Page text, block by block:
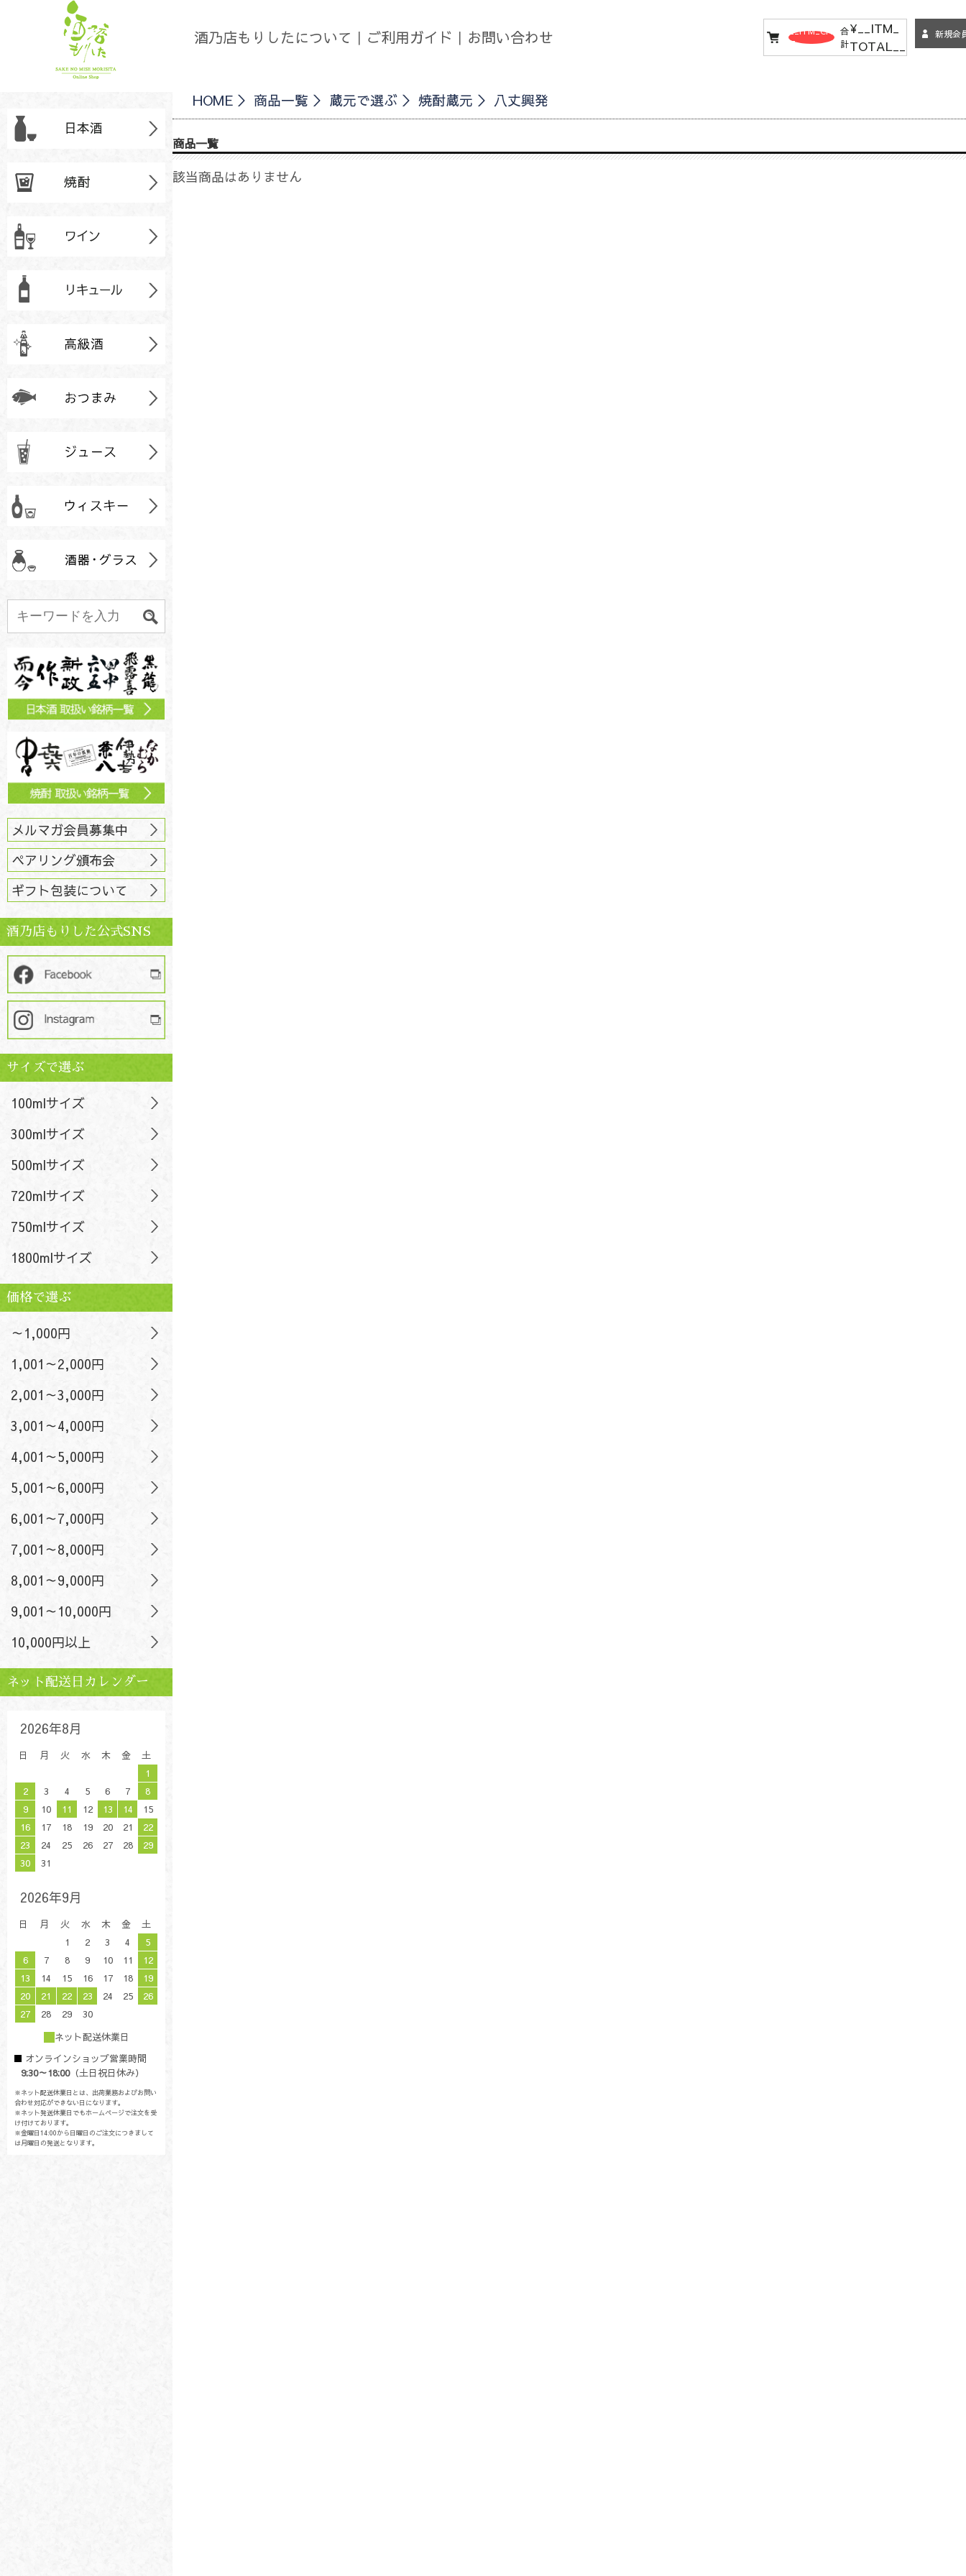
酒乃店もりしたについて ｜ ご利用ガイド ｜ お問い合わせ
__ITM_CN
T__
合
計
¥__ITM_
TOTAL__
新規会
HOME 商品一覧 蔵元で選ぶ 焼酎蔵元 八丈興発
商品一覧
該当商品はありません
メルマガ会員募集中
ペアリング頒布会
ギフト包装について
酒乃店もりした公式SNS
サイズで選ぶ
100mlサイズ
300mlサイズ
500mlサイズ
720mlサイズ
750mlサイズ
1800mlサイズ
価格で選ぶ
～1,000円
1,001～2,000円
2,001～3,000円
3,001～4,000円
4,001～5,000円
5,001～6,000円
6,001～7,000円
7,001～8,000円
8,001～9,000円
9,001～10,000円
10,000円以上
ネット配送日カレンダー
2026年8月
日 月 火 水 木 金
土
1
2
3 4 5 6 7
8
9
10 11 12 13 14
15
16
17 18 19 20 21
22
23
24 25 26 27 28
29
30
31
2026年9月
日 月 火 水 木 金
土
1
2 3 4
5
6
7 8 9 10 11
12
13
14 15 16 17 18
19
20
21 22 23 24 25
26
27
28 29
30
ネット配送休業日
オンラインショップ営業時間
9:30～18:00（土日祝日休み）
※ネット配送休業日とは、出荷業務およびお問い
合わせ対応ができない日になります。
※ネット発送休業日でもホームページで注文を受
け付けております。
※金曜日14:00から日曜日のご注文につきまして
は月曜日の発送となります。